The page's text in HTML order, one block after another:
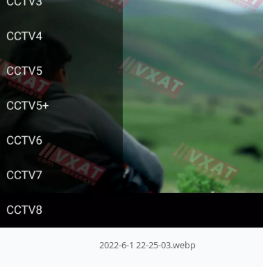
2022-6-1 22-25-03.webp